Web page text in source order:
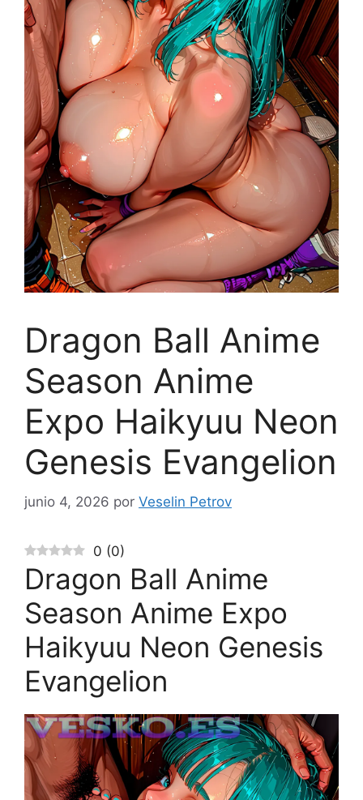
Dragon Ball Anime
Season Anime
Expo Haikyuu Neon
Genesis Evangelion
junio 4, 2026 por Veselin Petrov
0 (0)
Dragon Ball Anime
Season Anime Expo
Haikyuu Neon Genesis
Evangelion